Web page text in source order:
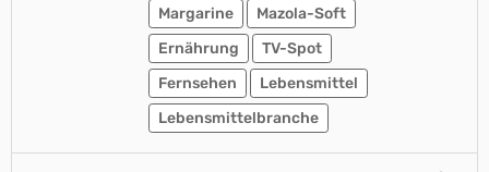
Margarine
Mazola-Soft
Ernährung
TV-Spot
Fernsehen
Lebensmittel
Lebensmittelbranche